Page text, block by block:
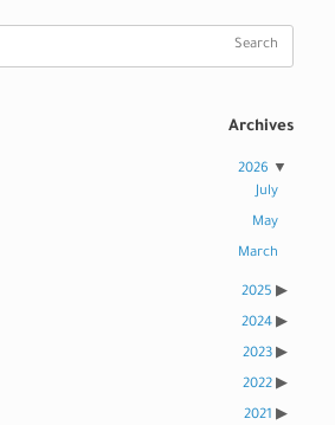
Archives
2026
July
May
March
2025
2024
2023
2022
2021